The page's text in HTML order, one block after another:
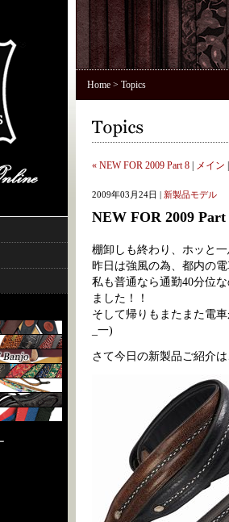
Home> Topics
« NEW FOR 2009 Part 8| メイン
2009年03月24日 | 新製品モデル
NEW FOR 2009 Part
棚卸しも終わり、ホッと
昨日は強風の為、都内の
私も普通なら通勤40分位
ました！！
そして帰りもまたまた電
_一)
さて今日の新製品ご紹介